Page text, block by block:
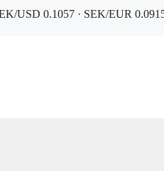
USD 0.1057 · SEK/EUR